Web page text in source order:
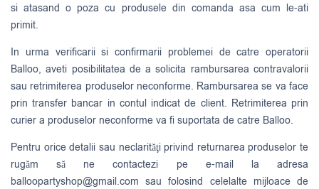
si atasand o poza cu produsele din comanda asa cum le-ati
primit.
In urma verificarii si confirmarii problemei de catre operatorii
Balloo, aveti posibilitatea de a solicita rambursarea contravalorii
sau retrimiterea produselor neconforme. Rambursarea se va face
prin transfer bancar in contul indicat de client. Retrimiterea prin
curier a produselor neconforme va fi suportata de catre Balloo.
Pentru orice detalii sau neclarităţi privind returnarea produselor te
rugăm să ne contactezi pe e-mail la adresa
balloopartyshop@gmail.com sau folosind celelalte mijloace de